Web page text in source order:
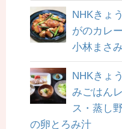
NHKきょ
がのカレ
小林まさみ
NHKきょ
みごはん
ス・蒸し
の卵とろみ汁